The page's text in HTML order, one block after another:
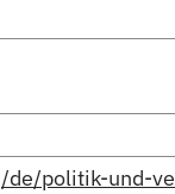
/de/politik-und-